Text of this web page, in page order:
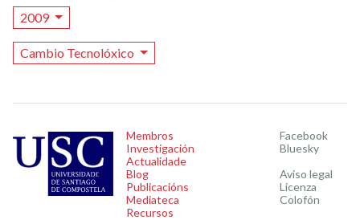
2009
Cambio Tecnolóxico
Membros
Investigación
Actualidade
Blog
Publicacións
Mediateca
Recursos
Facebook
Bluesky
Aviso legal
Licenza
Colofón